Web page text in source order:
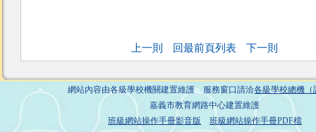
上一則 回最前頁列表 下一則
網站內容由各級學校機關建置維護 服務窗口請洽各級學校總機（
嘉義市教育網路中心建置維護
班級網站操作手冊影音版
班級網站操作手冊PDF檔